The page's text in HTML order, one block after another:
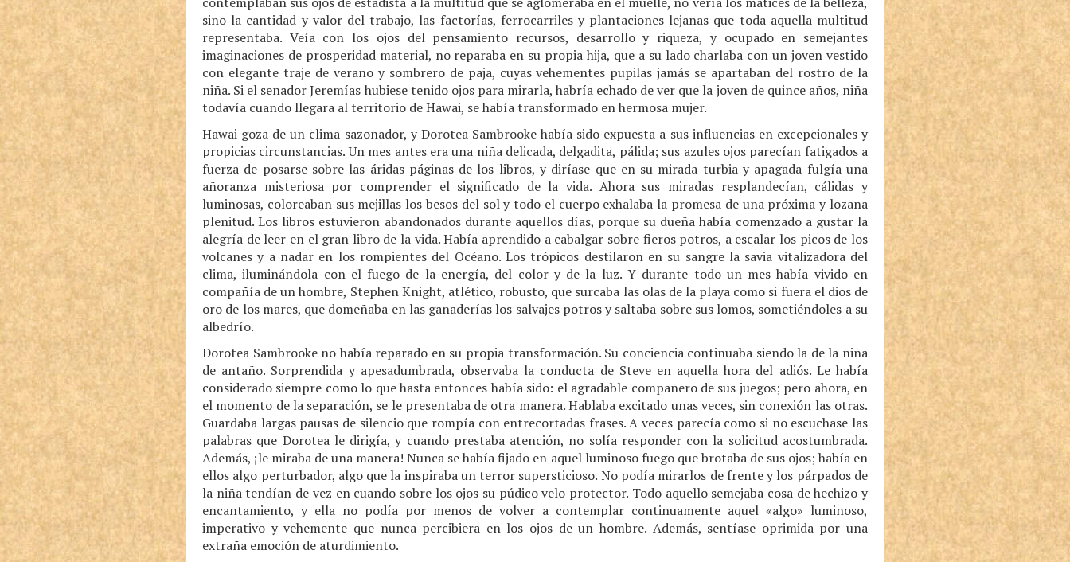
sino la cantidad y valor del trabajo, las factorías, ferrocarriles y plantaciones lejanas que toda aquella multitud
representaba. Veía con los ojos del pensamiento recursos, desarrollo y riqueza, y ocupado en semejantes
imaginaciones de prosperidad material, no reparaba en su propia hija, que a su lado charlaba con un joven vestido
con elegante traje de verano y sombrero de paja, cuyas vehementes pupilas jamás se apartaban del rostro de la
niña. Si el senador Jeremías hubiese tenido ojos para mirarla, habría echado de ver que la joven de quince años, niña
todavía cuando llegara al territorio de Hawai, se había transformado en hermosa mujer.
Hawai goza de un clima sazonador, y Dorotea Sambrooke había sido expuesta a sus influencias en excepcionales y
propicias circunstancias. Un mes antes era una niña delicada, delgadita, pálida; sus azules ojos parecían fatigados a
fuerza de posarse sobre las áridas páginas de los libros, y diríase que en su mirada turbia y apagada fulgía una
añoranza misteriosa por comprender el significado de la vida. Ahora sus miradas resplandecían, cálidas y
luminosas, coloreaban sus mejillas los besos del sol y todo el cuerpo exhalaba la promesa de una próxima y lozana
plenitud. Los libros estuvieron abandonados durante aquellos días, porque su dueña había comenzado a gustar la
alegría de leer en el gran libro de la vida. Había aprendido a cabalgar sobre fieros potros, a escalar los picos de los
volcanes y a nadar en los rompientes del Océano. Los trópicos destilaron en su sangre la savia vitalizadora del
clima, iluminándola con el fuego de la energía, del color y de la luz. Y durante todo un mes había vivido en
compañía de un hombre, Stephen Knight, atlético, robusto, que surcaba las olas de la playa como si fuera el dios de
oro de los mares, que domeñaba en las ganaderías los salvajes potros y saltaba sobre sus lomos, sometiéndoles a su
albedrío.
Dorotea Sambrooke no había reparado en su propia transformación. Su conciencia continuaba siendo la de la niña
de antaño. Sorprendida y apesadumbrada, observaba la conducta de Steve en aquella hora del adiós. Le había
considerado siempre como lo que hasta entonces había sido: el agradable compañero de sus juegos; pero ahora, en
el momento de la separación, se le presentaba de otra manera. Hablaba excitado unas veces, sin conexión las otras.
Guardaba largas pausas de silencio que rompía con entrecortadas frases. A veces parecía como si no escuchase las
palabras que Dorotea le dirigía, y cuando prestaba atención, no solía responder con la solicitud acostumbrada.
Además, ¡le miraba de una manera! Nunca se había fijado en aquel luminoso fuego que brotaba de sus ojos; había en
ellos algo perturbador, algo que la inspiraba un terror supersticioso. No podía mirarlos de frente y los párpados de
la niña tendían de vez en cuando sobre los ojos su púdico velo protector. Todo aquello semejaba cosa de hechizo y
encantamiento, y ella no podía por menos de volver a contemplar continuamente aquel «algo» luminoso,
imperativo y vehemente que nunca percibiera en los ojos de un hombre. Además, sentíase oprimida por una
extraña emoción de aturdimiento.